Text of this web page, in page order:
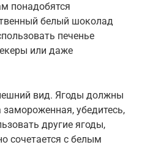
понадобятся
белый шоколад
печенье
или даже
вид. Ягоды должны
убедитесь,
другие ягоды,
сочетается с белым